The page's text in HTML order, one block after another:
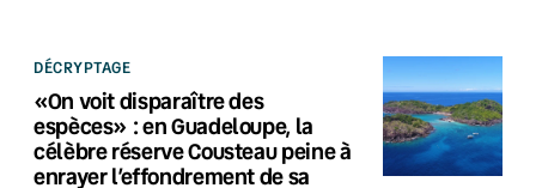
DÉCRYPTAGE
«On voit disparaître des
espèces» : en Guadeloupe, la
célèbre réserve Cousteau peine à
enrayer l’effondrement de sa